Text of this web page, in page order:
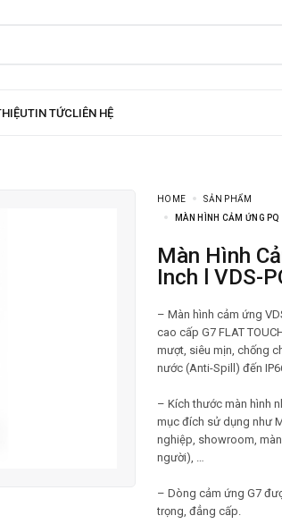
HOME
SẢN PHẨM
MÀN HÌNH CẢM ỨNG
Màn Hình Cảm Ứng PQ Labs G7 32
Inch l VDS-
– Màn hình cảm ứng
cao cấp G7 FLAT
mượt, siêu mịn, chống
nước (Anti-Spill) đến
– Kích thước màn hình
mục đích sử dụng như
nghiệp, showroom,
người), …
– Dòng cảm ứng G7
trọng, đẳng cấp.